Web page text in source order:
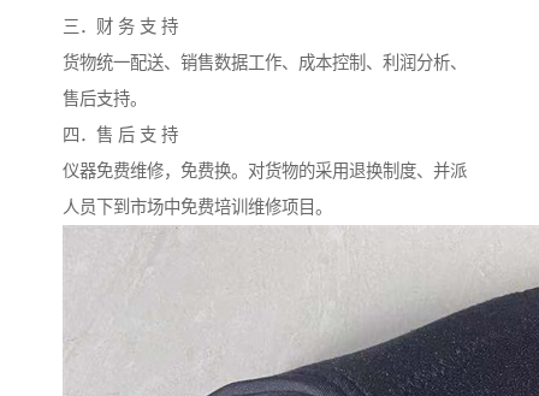
三．财 务 支 持
货物统一配送、销售数据工作、成本控制、利润分析、
售后支持。
四．售 后 支 持
仪器免费维修，免费换。对货物的采用退换制度、并派
人员下到市场中免费培训维修项目。